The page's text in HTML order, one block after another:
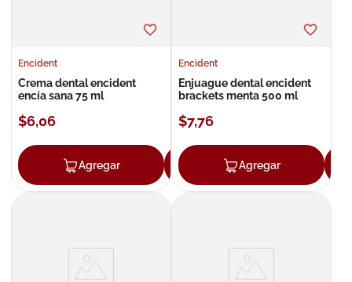
Encident
Crema dental encident
encía sana 75 ml
$6,06
Agregar Agregar
Encident
Enjuague dental encident
brackets menta 500 ml
$7,76
Agregar